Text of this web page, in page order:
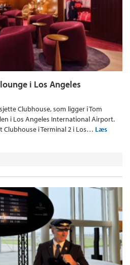
i Los Angeles
Clubhouse, som ligger i Tom
i Los Angeles International Airport.
i Terminal 2 i Los… Læs